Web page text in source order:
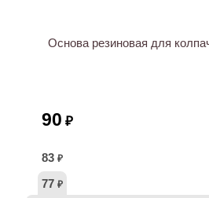
Основа резиновая для
90 ₽
83 ₽
77 ₽